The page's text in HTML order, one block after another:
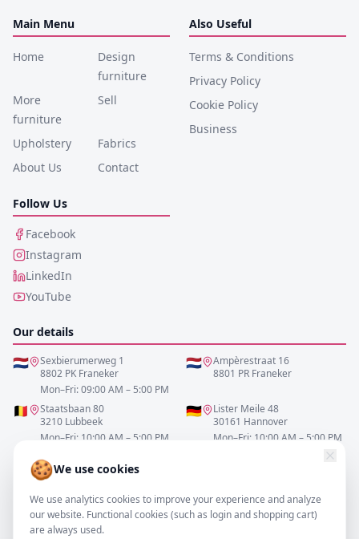
🍪We use cookies
We use analytics cookies to improve your experience and analyze
our website. Functional cookies (such as login and shopping cart)
are always used.
Main Menu
Home
Design
furniture
More
furniture
Sell
Upholstery
Fabrics
About Us
Contact
Also Useful
Terms & Conditions
Privacy Policy
Cookie Policy
Business
Follow Us
Facebook
Instagram
LinkedIn
YouTube
Our details
🇳🇱
Sexbierumerweg 1
8802 PK Franeker
Mon–Fri: 09:00 AM – 5:00 PM
🇳🇱
Ampèrestraat 16
8801 PR Franeker
🇧🇪
Staatsbaan 80
3210 Lubbeek
Mon–Fri: 10:00 AM – 5:00 PM
🇩🇪
Lister Meile 48
30161 Hannover
Mon–Fri: 10:00 AM – 5:00 PM
0517-700521
info@resofa.nl